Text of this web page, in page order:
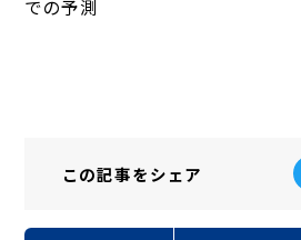
での予測
この記事をシェア